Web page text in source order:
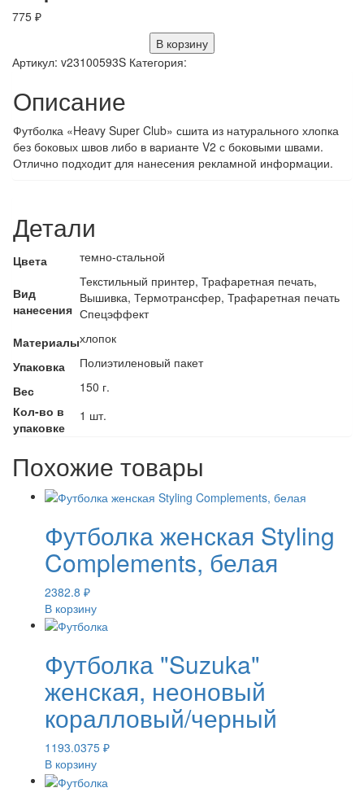
775 ₽
В корзину
Артикул: v23100593S Категория:
Описание
Футболка «Heavy Super Club» сшита из натурального хлопка
без боковых швов либо в варианте V2 с боковыми швами.
Отлично подходит для нанесения рекламной информации.
Детали
Цвета темно-стальной
Вид
нанесения
Текстильный принтер, Трафаретная печать,
Вышивка, Термотрансфер, Трафаретная печать
Спецэффект
Материалыхлопок
Упаковка
Полиэтиленовый пакет
Вес
150 г.
Кол-во в
упаковке
1 шт.
Похожие товары
Футболка женская Styling
Complements, белая
2382.8 ₽
В корзину
Футболка "Suzuka"
женская, неоновый
коралловый/черный
1193.0375 ₽
В корзину